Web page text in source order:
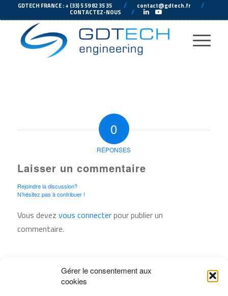
Gérer le consentement aux
cookies
GDTECH FRANCE : + (33) 5 59 82 35 35 //--- contact@gdtech.fr //--
CONTACTEZ-NOUS ---// ---
0
RÉPONSES
Laisser un commentaire
Rejoindre la discussion?
N’hésitez pas à contribuer !
Vous devez vous connecterpour publier un
commentaire.